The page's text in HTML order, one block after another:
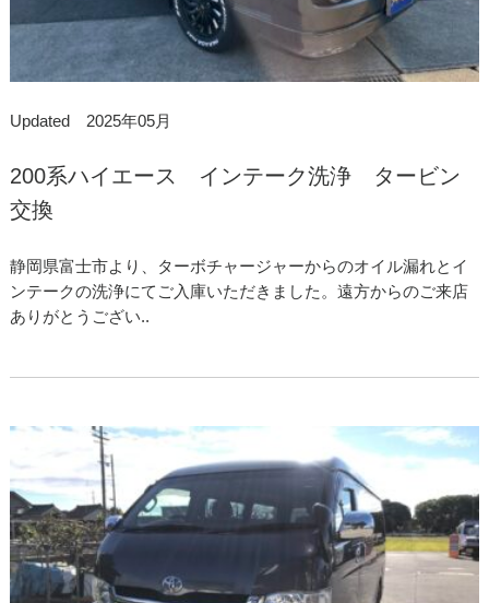
Updated 2025年05月
200系ハイエース インテーク洗浄 タービン
交換
静岡県富士市より、ターボチャージャーからのオイル漏れとイ
ンテークの洗浄にてご入庫いただきました。遠方からのご来店
ありがとうござい..